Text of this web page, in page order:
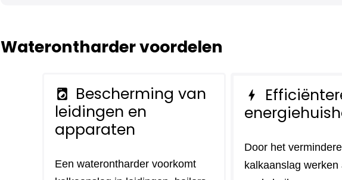
Waterontharder voordelen
local_laundry_service
Bescherming van
leidingen en
apparaten
Een waterontharder voorkomt
bolt
Door het
kalkaanslag werken